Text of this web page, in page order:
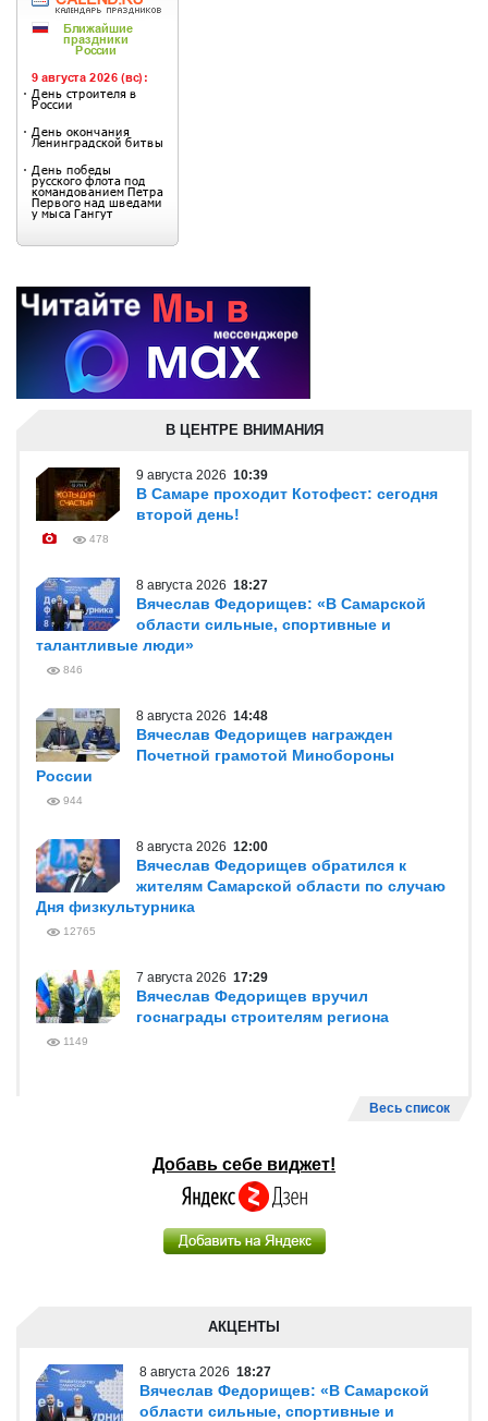
В ЦЕНТРЕ ВНИМАНИЯ
9 августа 2026 10:39
В Самаре проходит Котофест: сегодня
второй день!
478
8 августа 2026 18:27
Вячеслав Федорищев: «В Самарской
области сильные, спортивные и
талантливые люди»
846
8 августа 2026 14:48
Вячеслав Федорищев награжден
Почетной грамотой Минобороны
России
944
8 августа 2026 12:00
Вячеслав Федорищев обратился к
жителям Самарской области по случаю
Дня физкультурника
12765
7 августа 2026 17:29
Вячеслав Федорищев вручил
госнаграды строителям региона
1149
Весь список
Добавь себе виджет!
АКЦЕНТЫ
8 августа 2026 18:27
Вячеслав Федорищев: «В Самарской
области сильные, спортивные и